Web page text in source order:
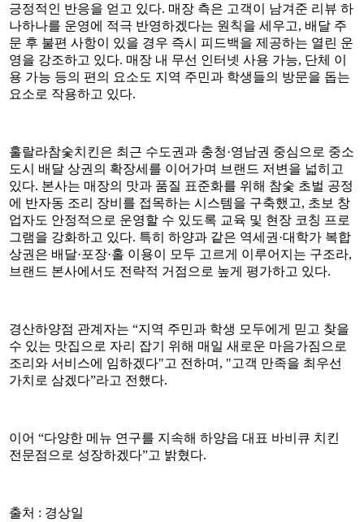
긍정적인 반응을 얻고 있다. 매장 측은 고객이 남겨준 리뷰 하
나하나를 운영에 적극 반영하겠다는 원칙을 세우고, 배달 주
문 후 불편 사항이 있을 경우 즉시 피드백을 제공하는 열린 운
영을 강조하고 있다. 매장 내 무선 인터넷 사용 가능, 단체 이
용 가능 등의 편의 요소도 지역 주민과 학생들의 방문을 돕는
요소로 작용하고 있다.
훌랄라참숯치킨은 최근 수도권과 충청·영남권 중심으로 중소
도시 배달 상권의 확장세를 이어가며 브랜드 저변을 넓히고
있다. 본사는 매장의 맛과 품질 표준화를 위해 참숯 초벌 공정
에 반자동 조리 장비를 접목하는 시스템을 구축했고, 초보 창
업자도 안정적으로 운영할 수 있도록 교육 및 현장 코칭 프로
그램을 강화하고 있다. 특히 하양과 같은 역세권·대학가 복합
상권은 배달·포장·홀 이용이 모두 고르게 이루어지는 구조라,
브랜드 본사에서도 전략적 거점으로 높게 평가하고 있다.
경산하양점 관계자는 “지역 주민과 학생 모두에게 믿고 찾을
수 있는 맛집으로 자리 잡기 위해 매일 새로운 마음가짐으로
조리와 서비스에 임하겠다"고 전하며, "고객 만족을 최우선
가치로 삼겠다”라고 전했다.
이어 “다양한 메뉴 연구를 지속해 하양읍 대표 바비큐 치킨
전문점으로 성장하겠다”고 밝혔다.
출처 : 경상일